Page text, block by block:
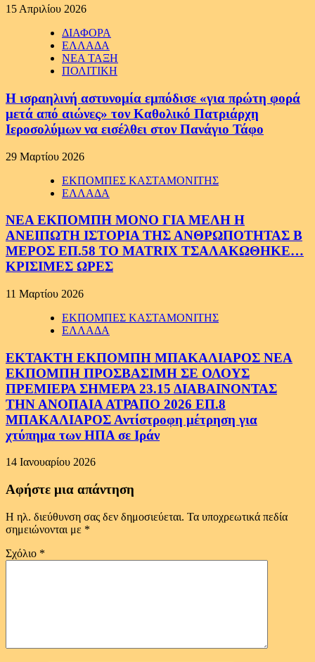
15 Απριλίου 2026
ΔΙΑΦΟΡΑ
ΕΛΛΑΔΑ
ΝΕΑ ΤΑΞΗ
ΠΟΛΙΤΙΚΗ
Η ισραηλινή αστυνομία εμπόδισε «για πρώτη φορά
μετά από αιώνες» τον Καθολικό Πατριάρχη
Ιεροσολύμων να εισέλθει στον Πανάγιο Τάφο
29 Μαρτίου 2026
ΕΚΠΟΜΠΕΣ ΚΑΣΤΑΜΟΝΙΤΗΣ
ΕΛΛΑΔΑ
ΝΕΑ ΕΚΠΟΜΠΗ ΜΟΝΟ ΓΙΑ ΜΕΛΗ Η
ΑΝΕΙΠΩΤΗ ΙΣΤΟΡΙΑ ΤΗΣ ΑΝΘΡΩΠΟΤΗΤΑΣ Β
ΜΕΡΟΣ ΕΠ.58 ΤΟ MATRIX ΤΣΑΛΑΚΩΘΗΚΕ…
ΚΡΙΣΙΜΕΣ ΩΡΕΣ
11 Μαρτίου 2026
ΕΚΠΟΜΠΕΣ ΚΑΣΤΑΜΟΝΙΤΗΣ
ΕΛΛΑΔΑ
ΕΚΤΑΚΤΗ ΕΚΠΟΜΠΗ ΜΠΑΚΑΛΙΑΡΟΣ ΝΕΑ
ΕΚΠΟΜΠΗ ΠΡΟΣΒΑΣΙΜΗ ΣΕ ΟΛΟΥΣ
ΠΡΕΜΙΕΡΑ ΣΗΜΕΡΑ 23.15 ΔΙΑΒΑΙΝΟΝΤΑΣ
ΤΗΝ ΑΝΟΠΑΙΑ ΑΤΡΑΠΟ 2026 ΕΠ.8
ΜΠΑΚΑΛΙΑΡΟΣ Αντίστροφη μέτρηση για
χτύπημα των ΗΠΑ σε Ιράν
14 Ιανουαρίου 2026
Αφήστε μια απάντηση
Η ηλ. διεύθυνση σας δεν δημοσιεύεται. Τα υποχρεωτικά πεδία
σημειώνονται με *
Σχόλιο *